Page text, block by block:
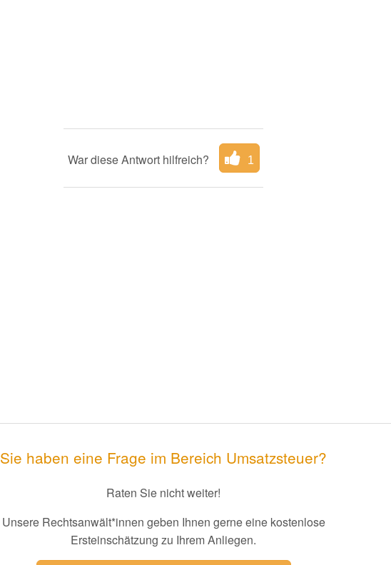
War diese Antwort hilfreich? 1
Sie haben eine Frage im Bereich Umsatzsteuer?
Raten Sie nicht weiter!
Unsere Rechtsanwält*innen geben Ihnen gerne eine kostenlose
Ersteinschätzung zu Ihrem Anliegen.